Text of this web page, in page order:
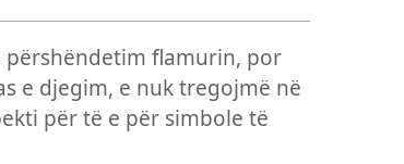
përshëndetim flamurin, por
e djegim, e nuk tregojmë në
për të e për simbole të